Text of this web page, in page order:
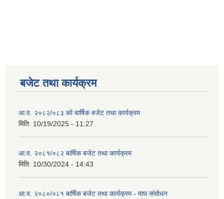
बजेट तथा कार्यक्रम
आ.व. २०८२/०८३ को बार्षिक बजेट तथा कार्यक्रम
मिति: 10/19/2025 - 11:27
आ.व. २०८१/०८२ बार्षिक बजेट तथा कार्यक्रम
मिति: 10/30/2024 - 14:43
आ.व. २०८०/०८१ बार्षिक बजेट तथा कार्यक्रम - माघ संसोधन